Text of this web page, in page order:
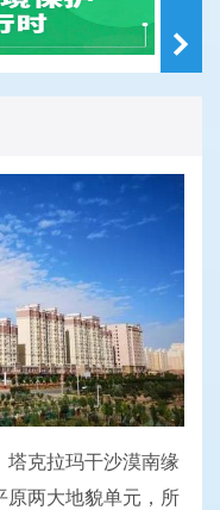
塔克拉玛干沙漠南缘
原两大地貌单元，所